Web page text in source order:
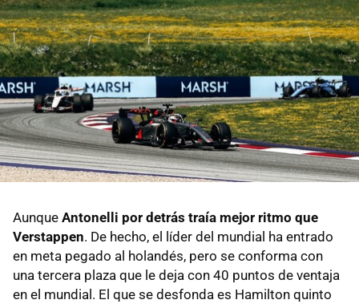
Aunque Antonelli por detrás traía mejor ritmo que
Verstappen. De hecho, el líder del mundial ha entrado
en meta pegado al holandés, pero se conforma con
una tercera plaza que le deja con 40 puntos de ventaja
en el mundial. El que se desfonda es Hamilton quinto